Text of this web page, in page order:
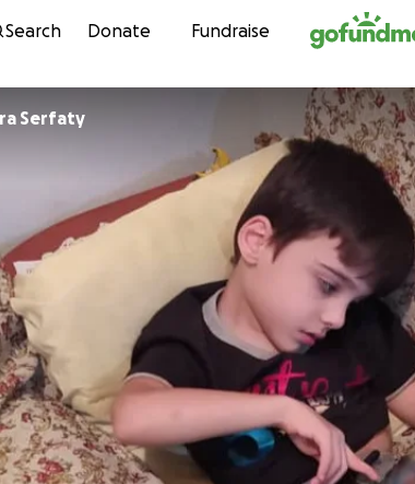
Skip to content
Search Donate Fundraise
Serfaty